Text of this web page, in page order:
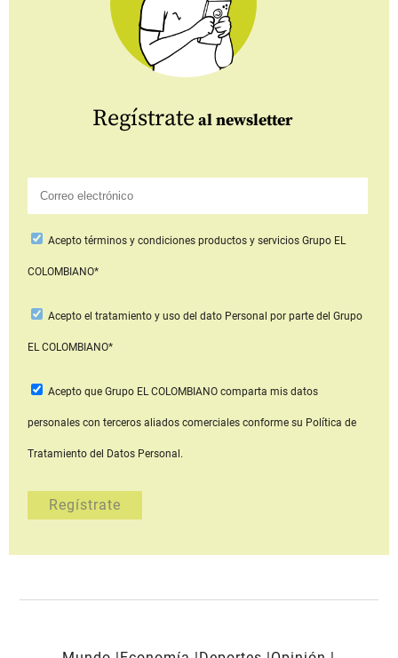
Regístrate al newsletter
Aceptotérminos y condiciones productos y serviciosGrupo EL
COLOMBIANO*
Acepto el tratamiento y uso del dato Personal por parte del Grupo
EL COLOMBIANO*
Acepto que Grupo EL COLOMBIANOcomparta mis datos
personales con terceros aliados comerciales conforme su Política de
Tratamiento del Datos Personal.